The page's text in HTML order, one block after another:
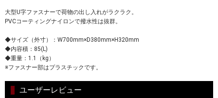
大型U字ファスナーで荷物の出し入れがラクラク。
PVCコーティングナイロンで撥水性は抜群。
◆サイズ（外寸）：W700mm×D380mm×H320mm
◆内容積：85(L)
◆重量：1.1（kg）
※ファスナー部はプラスチックです。
ユーザーレビュー